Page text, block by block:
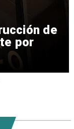
de
por